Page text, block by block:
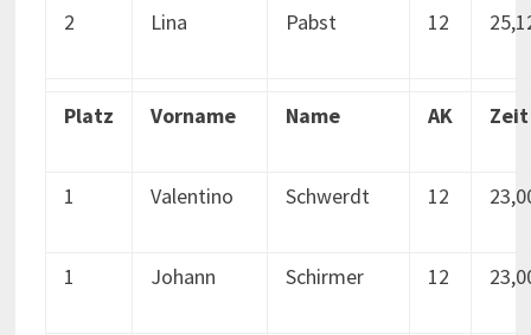
2 Lina Pabst 12
Platz Vorname Name AK Zeit
1 Valentino Schwerdt 12
1 Johann Schirmer 12